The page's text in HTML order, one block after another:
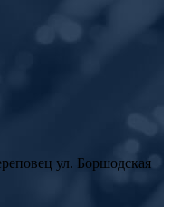
ул. Боршодская